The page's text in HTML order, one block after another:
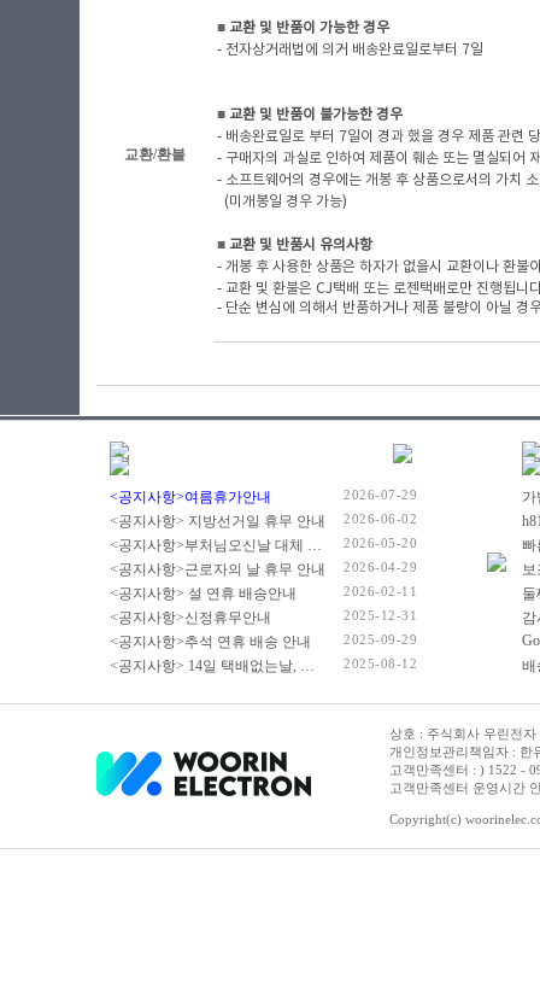
교환/환불
■ ​ 교환 및 반품이 가능한 경우
- 전자상거래법에 의거 배송완료일로부터 7일
■ ​ 교환 및 반품이 불가능한 경우
- 배송완료일로 부터 7일이 경과 했을 경우 제품 관련
- 구매자의 과실로 인하여 제품이 훼손 또는 멸실되어
- 소프트웨어의 경우에는 개봉 후 상품으로서의 가치
(미개봉일 경우 가능)
■ ​ 교환 및 반품시 유의사항
- 개봉 후 사용한 상품은 하자가 없을시 교환이나 환불
- 교환 및 환불은 CJ택배 또는 로젠택배로만 진행됩니
- 단순 변심에 의해서 반품하거나 제품 불량이 아닐 경
<공지사항>여름휴가안내 2026-07-29
<공지사항> 지방선거일 휴무 안내 2026-06-02
<공지사항>부처님오신날 대체 휴무 안내 2026-05-20
<공지사항>근로자의 날 휴무 안내 2026-04-29
<공지사항> 설 연휴 배송안내 2026-02-11
<공지사항>신정휴무안내 2025-12-31
<공지사항>추석 연휴 배송 안내 2025-09-29
<공지사항> 14일 택배없는날, 광복절 휴무 배송 안내 2025-08-12
빠
감
상호 : 주식회사 우린전
개인정보관리책임자 : 한
고객만족센터 : ) 1522 -
고객만족센터 운영시간
Copyright(c)